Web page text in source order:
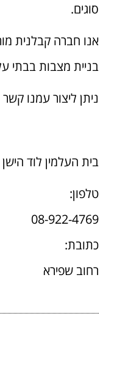
סוגים.
אנו חברה קבלנית
בניית מצבות בבתי
ניתן ליצור עמנו קשר בטל':
בית העלמין לוד הישן
טלפון:
08-922-4769
כתובת:
רחוב שפירא